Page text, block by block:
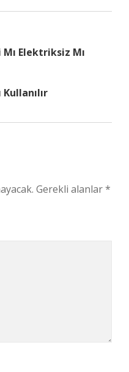
Elektriksiz Mı
Kullanılır
Gerekli alanlar*